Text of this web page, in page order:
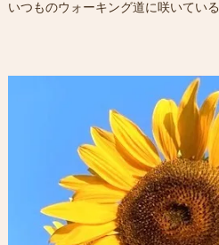
いつものウォーキング道に咲いている